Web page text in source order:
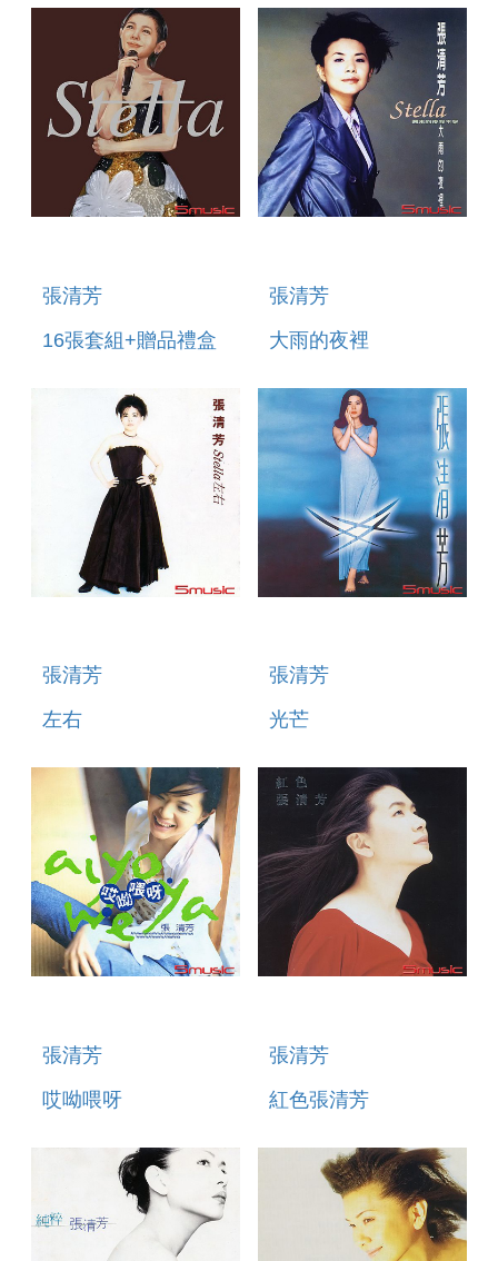
張清芳
16張套組+贈品禮盒
張清芳
大雨的夜裡
張清芳
左右
張清芳
光芒
張清芳
哎呦喂呀
張清芳
紅色張清芳